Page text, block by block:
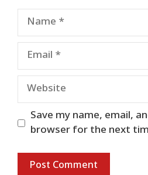
Name
Email
Website
Save my name, email,
browser for the next